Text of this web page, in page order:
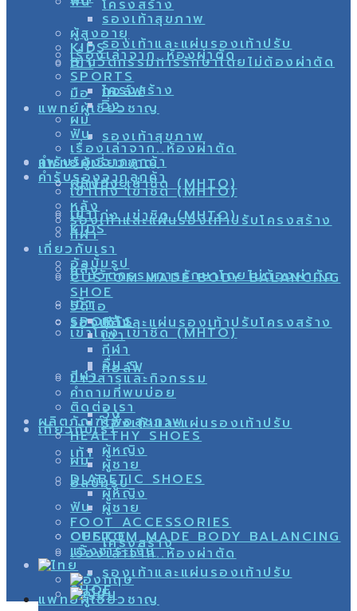
เรื่องเล่าจาก..ห้องผ่าตัด
แพทย์ผู้เชี่ยวชาญ
คำรับรองจากลูกค้า
เข่าโก่ง เข่าชิด (MHTO)
หลัง
รองเท้าและแผ่นรองเท้าปรับโครงสร้าง
กีฬา
เกี่ยวกับเรา
อัลบั้มรูป
CUSTOM MADE BODY BALANCING
SHOE
เข่า
เข่าโก่ง เข่าชิด (MHTO)
เท้า
รองเท้าและแผ่นรองเท้าปรับ
โครงสร้าง
มือ
เข่า
เข่าโก่ง เข่าชิด (MHTO)
เท้า
รองเท้าและแผ่นรองเท้าปรับ
รองเท้าและแผ่นรองเท้าปรับ
โครงสร้าง
รองเท้าสุขภาพ
ผู้สูงอายุ
KIDS
8 นวัตกรรมการรักษาโดยไม่ต้องผ่าตัด
SPORTS
กอล์ฟ
วิ่ง
ผม
ฟัน
เรื่องเล่าจาก..ห้องผ่าตัด
แพทย์ผู้เชี่ยวชาญ
โครงสร้าง
รองเท้าสุขภาพ
ผู้สูงอายุ
KIDS
8 นวัตกรรมการรักษาโดยไม่ต้องผ่าตัด
SPORTS
กอล์ฟ
วิ่ง
ผม
ฟัน
เรื่องเล่าจาก..ห้องผ่าตัด
แพทย์ผู้เชี่ยวชาญ
คำรับรองจากลูกค้า
เข่าโก่ง เข่าชิด (MHTO)
หลัง
รองเท้าและแผ่นรองเท้าปรับโครงสร้าง
กีฬา
เกี่ยวกับเรา
อัลบั้มรูป
CUSTOM MADE BODY BALANCING
SHOE
วิดีโอ
หลัง
เข่า
กีฬา
อื่น ๆ
ข่าวสารและกิจกรรม
คำถามที่พบบ่อย
ติดต่อเรา
ผลิตภัณฑ์เพื่อสุขภาพ
HEALTHY SHOES
ผู้หญิง
ผู้ชาย
DIABETIC SHOES
ผู้หญิง
ผู้ชาย
FOOT ACCESSORIES
OFFICE
แจ้งชำระเงิน